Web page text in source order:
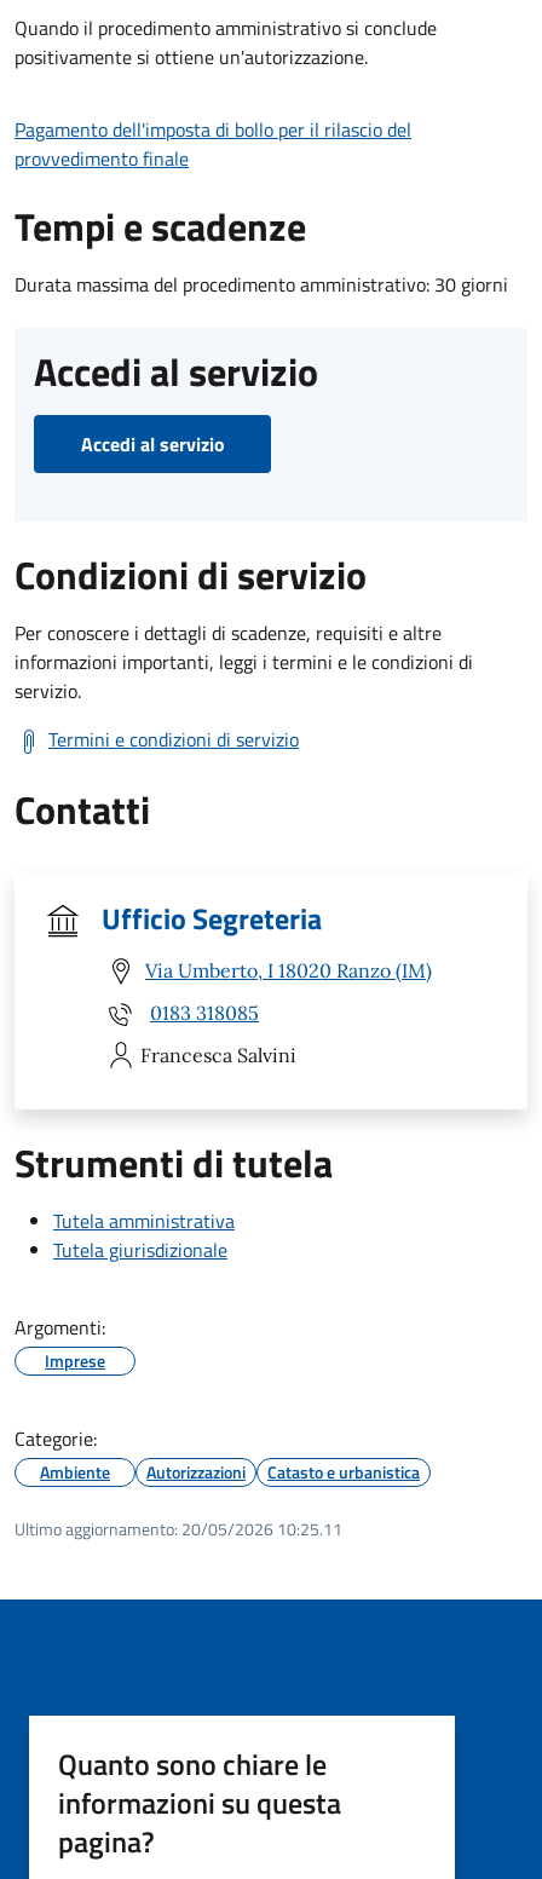
Quando il procedimento amministrativo si conclude
positivamente si ottiene un'autorizzazione.
Pagamento dell'imposta di bollo per il rilascio del
provvedimento finale
Tempi e scadenze
Durata massima del procedimento amministrativo: 30 giorni
Accedi al servizio
Accedi al servizio
Condizioni di servizio
Per conoscere i dettagli di scadenze, requisiti e altre
informazioni importanti, leggi i termini e le condizioni di
servizio.
Termini e condizioni di servizio
Contatti
Ufficio Segreteria
Via Umberto, I 18020 Ranzo (IM)
0183 318085
Francesca Salvini
Strumenti di tutela
Tutela amministrativa
Tutela giurisdizionale
Argomenti:
Imprese
Categorie:
Ambiente Autorizzazioni Catasto e urbanistica
Ultimo aggiornamento: 20/05/2026 10:25.11
Quanto sono chiare le
informazioni su questa
pagina?